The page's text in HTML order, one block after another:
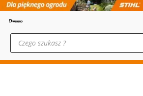
Wyszukiwarka
produktów